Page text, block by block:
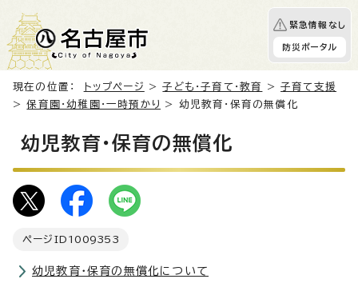
緊急情報なし
防災ポータル
現在の位置： トップページ >子ども・子育て・教育 >子育て支援
>保育園・幼稚園・一時預かり > 幼児教育・保育の無償化
幼児教育・保育の無償化
ページID 1009353
幼児教育・保育の無償化について